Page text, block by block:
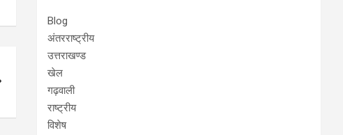
Blog
अंतरराष्ट्रीय
उत्तराखण्ड
खेल
गढ़वाली
राष्ट्रीय
विशेष